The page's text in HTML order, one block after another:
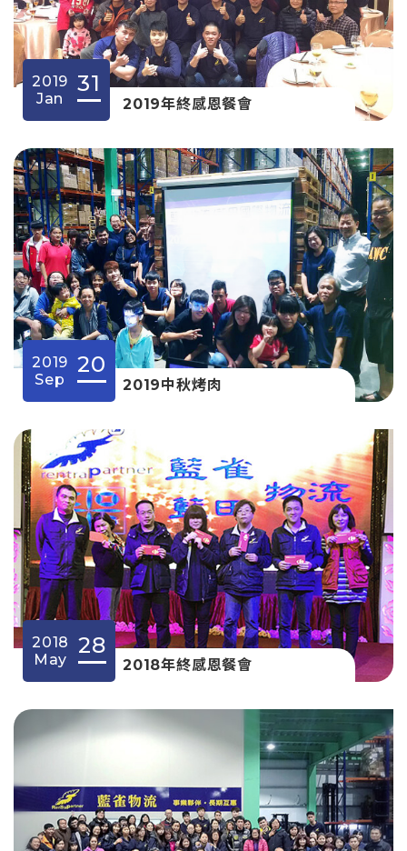
2019
Jan
31
2019年終感恩餐會
2019
Sep
20
2019中秋烤肉
2018
May
28
2018年終感恩餐會